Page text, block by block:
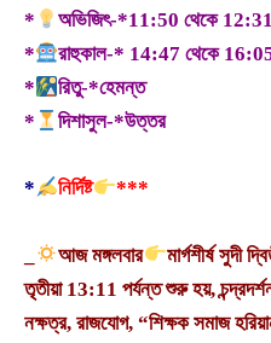
*
অভিজিৎ-*11:50 থেকে 12:31
*
রাহুকাল-* 14:47 থেকে
*
রিতু-*হেমন্ত
*
দিশাসুল-*উত্তর
* নির্দিষ্ট ***
আজ মঙ্গলবার
মার্গশীর্ষ সুদী
তৃতীয়া 13:11 পর্যন্ত শুরু হয়,
নক্ষত্র, রাজযোগ, “শিক্ষক সমাজ